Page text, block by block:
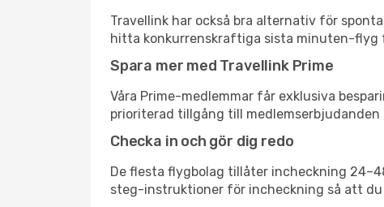
Travellink har också bra alternativ för
hitta konkurrenskraftiga sista minuten-flyg
Spara mer med Travellink Prime
Våra Prime-medlemmar får exklusiva
prioriterad tillgång till
Checka in och gör dig redo
De flesta flygbolag tillåter incheckning
steg-instruktioner för incheckning så att du